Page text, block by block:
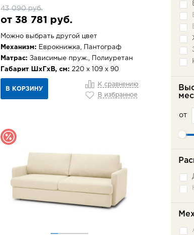
43 090 руб.
от 38 781 руб.
Можно выбрать другой цвет
Механизм: Еврокнижка, Пантограф
Матрас: Зависимые пруж., Полиуретан
Габарит ШхГхВ, см: 220 х 109 х 90
В КОРЗИНУ
К сравнению
В избранное
от